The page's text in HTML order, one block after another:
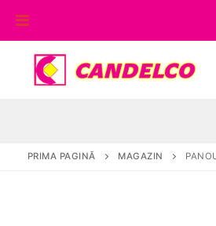
conținut
PRIMA PAGINĂ MAGAZIN